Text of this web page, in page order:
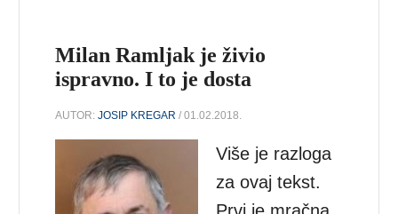
Milan Ramljak je živio
ispravno. I to je dosta
AUTOR:JOSIP KREGAR / 01.02.2018.
Više je razloga
za ovaj tekst.